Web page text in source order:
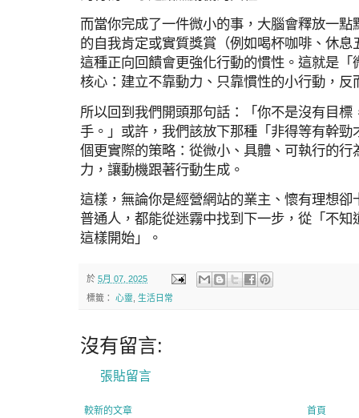
而當你完成了一件微小的事，大腦會釋放一
的自我肯定或實質獎賞（例如喝杯咖啡、休
這種正向回饋會更強化行動的慣性。這就是
核心：建立不靠動力、只靠慣性的小行動，反
所以回到我們開頭那句話：「你不是沒有目
手。」或許，我們該放下那種「非得等有幹
個更實際的策略：從微小、具體、可執行的
力，讓動機跟著行動生成。
這樣，無論你是經營網站的業主、懷有理想
普通人，都能從迷霧中找到下一步，從「不
這樣開始」。
於 5月 07, 2025
標籤： 心靈 生活日常
沒有留言:
張貼留言
較新的文章 首頁